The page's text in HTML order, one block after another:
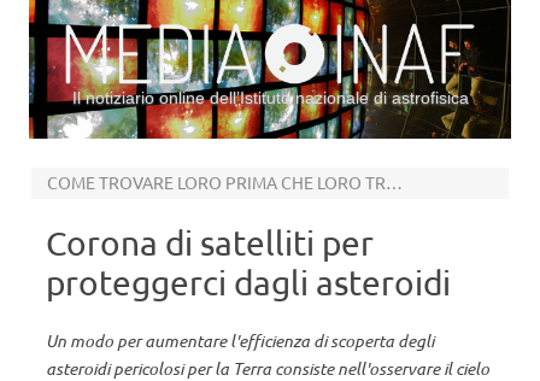
Il notiziario online dell’Istituto nazionale di astrofisica
COME TROVARE LORO PRIMA CHE LORO TROVINO NOI
Corona di satelliti per
proteggerci dagli asteroidi
Un modo per aumentare l'efficienza di scoperta degli
asteroidi pericolosi per la Terra consiste nell'osservare il cielo